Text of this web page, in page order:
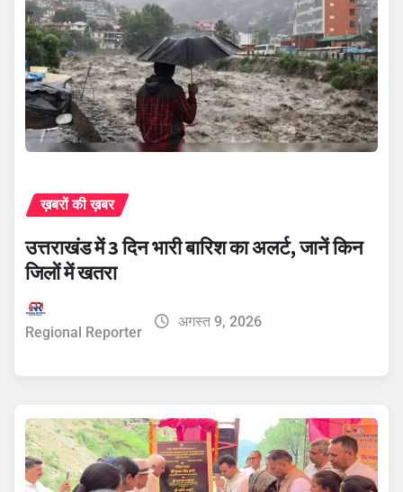
ख़बरों की ख़बर
उत्तराखंड में 3 दिन भारी बारिश का अलर्ट, जानें किन
जिलों में खतरा
Regional Reporter
अगस्त 9, 2026